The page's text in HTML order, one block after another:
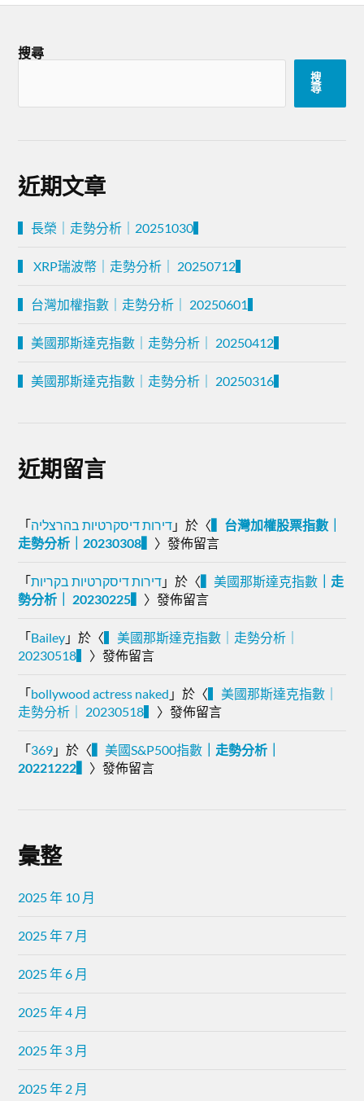
搜尋
搜
尋
近期文章
▍長榮｜走勢分析｜20251030▍
▍ XRP瑞波幣｜走勢分析｜ 20250712▍
▍台灣加權指數｜走勢分析｜ 20250601▍
▍美國那斯達克指數｜走勢分析｜ 20250412▍
▍美國那斯達克指數｜走勢分析｜ 20250316▍
近期留言
「דירות דיסקרטיות בהרצליה 」於〈 ▍台灣加權股票指數｜
走勢分析｜20230308▍ 〉發佈留言
「דירות דיסקרטיות בקריות 」於〈 ▍美國那斯達克指數 ｜走
勢分析｜ 20230225▍ 〉發佈留言
「Bailey 」於〈 ▍美國那斯達克指數｜走勢分析｜
20230518▍ 〉發佈留言
「bollywood actress naked 」於〈 ▍美國那斯達克指數｜
走勢分析｜ 20230518▍ 〉發佈留言
「369 」於〈 ▍美國S&P500指數 ｜走勢分析｜
20221222▍ 〉發佈留言
彙整
2025 年 10 月
2025 年 7 月
2025 年 6 月
2025 年 4 月
2025 年 3 月
2025 年 2 月